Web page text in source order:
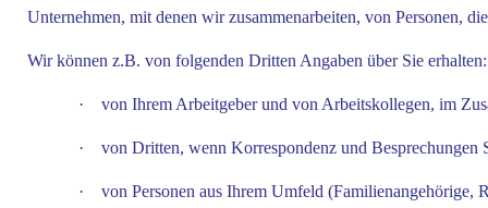
Unternehmen, mit denen wir zusammenarbeiten, von Personen,
Wir können z.B. von folgenden Dritten Angaben über Sie erhalten:
· von Ihrem Arbeitgeber und von Arbeitskollegen, im
· von Dritten, wenn Korrespondenz und Besprechungen
·
von Personen aus Ihrem Umfeld (Familienangehörige,